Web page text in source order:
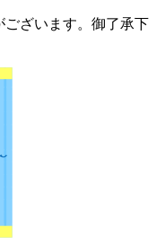
ざいます。御了承下